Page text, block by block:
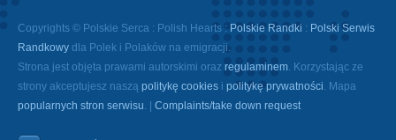
Copyrights © Polskie Serca : Polish Hearts : Polskie Randki : Polski Serwis
Randkowy dla Polek i Polaków na emigracji.
Strona jest objęta prawami autorskimi oraz regulaminem. Korzystając ze
strony akceptujesz naszą politykę cookies i politykę prywatności. Mapa
popularnych stron serwisu. | Complaints/take down request